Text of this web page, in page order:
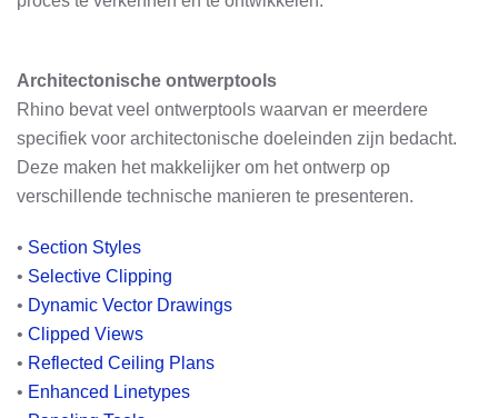
Architectonische ontwerptools
Rhino bevat veel ontwerptools waarvan er meerdere
specifiek voor architectonische doeleinden zijn bedacht.
Deze maken het makkelijker om het ontwerp op
verschillende technische manieren te presenteren.
• Section Styles
• Selective Clipping
• Dynamic Vector Drawings
• Clipped Views
• Reflected Ceiling Plans
• Enhanced Linetypes